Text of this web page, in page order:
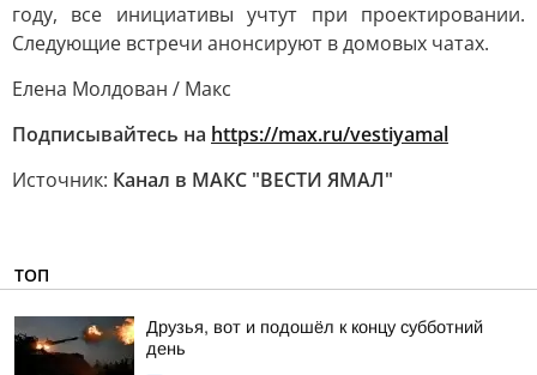
году, все инициативы учтут при проектировании.
Следующие встречи анонсируют в домовых чатах.
Елена Молдован / Макс
Подписывайтесь на https://max.ru/vestiyamal
Источник: Канал в МАКС "ВЕСТИ ЯМАЛ"
ТОП
Друзья, вот и подошёл к концу субботний
день